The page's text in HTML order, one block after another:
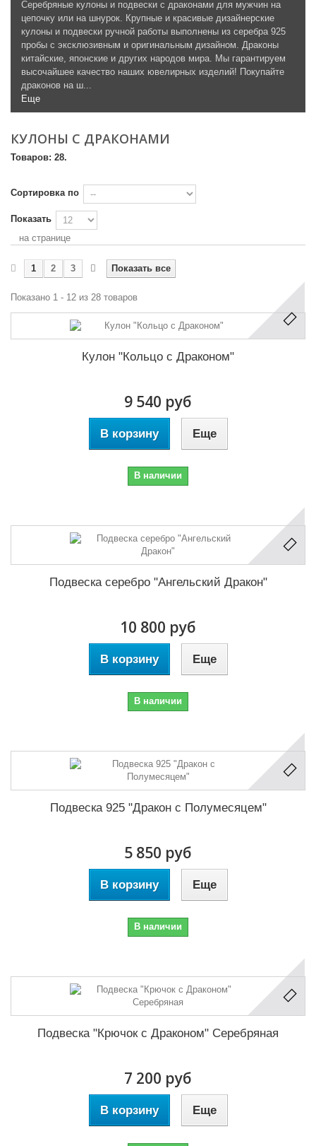
Серебряные кулоны и подвески с драконами для мужчин на
цепочку или на шнурок. Крупные и красивые дизайнерские
кулоны и подвески ручной работы выполнены из серебра 925
пробы с эксклюзивным и оригинальным дизайном. Драконы
китайские, японские и других народов мира. Мы гарантируем
высочайшее качество наших ювелирных изделий! Покупайте
драконов на ш...
Еще
КУЛОНЫ С ДРАКОНАМИ
Товаров: 28.
Сортировка по
Показать
на странице
Показать все
1 2 3
Показано 1 - 12 из 28 товаров
Кулон "Кольцо с Драконом"
9 540 руб
В корзину Еще
В наличии
Подвеска серебро "Ангельский Дракон"
10 800 руб
В корзину Еще
В наличии
Подвеска 925 "Дракон с Полумесяцем"
5 850 руб
В корзину Еще
В наличии
Подвеска "Крючок с Драконом" Серебряная
7 200 руб
В корзину Еще